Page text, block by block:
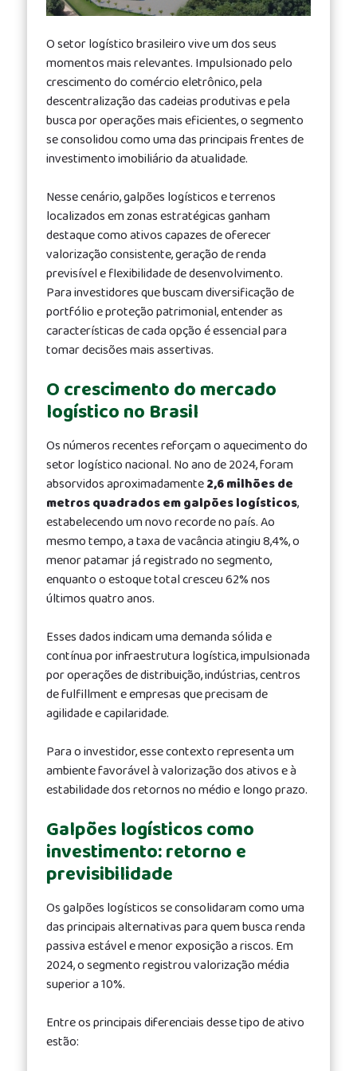
especially
dependable
O setor logístico brasileiro vive um dos seus
momentos mais relevantes. Impulsionado pelo
crescimento do comércio eletrônico, pela
descentralização das cadeias produtivas e pela
busca por operações mais eficientes, o segmento
se consolidou como uma das principais frentes de
investimento imobiliário da atualidade.
Nesse cenário, galpões logísticos e terrenos
localizados em zonas estratégicas ganham
destaque como ativos capazes de oferecer
valorização consistente, geração de renda
previsível e flexibilidade de desenvolvimento.
Para investidores que buscam diversificação de
portfólio e proteção patrimonial, entender as
características de cada opção é essencial para
tomar decisões mais assertivas.
O crescimento do mercado
logístico no Brasil
Os números recentes reforçam o aquecimento do
setor logístico nacional. No ano de 2024, foram
absorvidos aproximadamente2,6 milhões de
metros quadrados em galpões logísticos,
estabelecendo um novo recorde no país. Ao
mesmo tempo, a taxa de vacância atingiu 8,4%, o
menor patamar já registrado no segmento,
enquanto o estoque total cresceu 62% nos
últimos quatro anos.
Esses dados indicam uma demanda sólida e
contínua por infraestrutura logística, impulsionada
por operações de distribuição, indústrias, centros
de fulfillment e empresas que precisam de
agilidade e capilaridade.
Para o investidor, esse contexto representa um
ambiente favorável à valorização dos ativos e à
estabilidade dos retornos no médio e longo prazo.
Galpões logísticos como
investimento: retorno e
previsibilidade
Os galpões logísticos se consolidaram como uma
das principais alternativas para quem busca renda
passiva estável e menor exposição a riscos. Em
2024, o segmento registrou valorização média
superior a 10%.
Entre os principais diferenciais desse tipo de ativo
estão: